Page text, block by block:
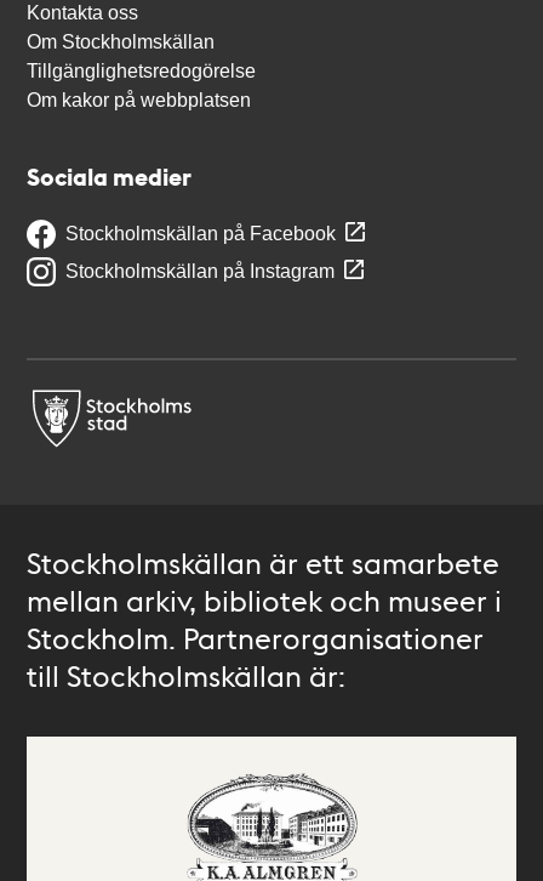
Kontakta oss
Om Stockholmskällan
Tillgänglighetsredogörelse
Om kakor på webbplatsen
Sociala medier
Stockholmskällan på Facebook
Stockholmskällan på Instagram
Stockholmskällan är ett samarbete
mellan arkiv, bibliotek och museer i
Stockholm. Partnerorganisationer
till Stockholmskällan är: